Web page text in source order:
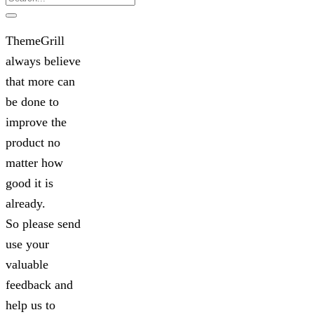
Search
ThemeGrill
always believe
that more can
be done to
improve the
product no
matter how
good it is
already.
So please send
use your
valuable
feedback and
help us to